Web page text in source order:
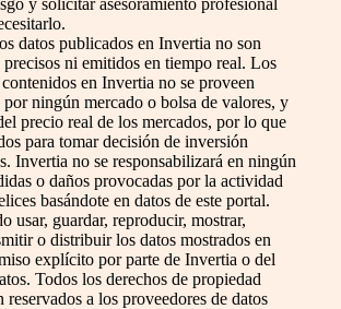
datos publicados en Invertia no son
precisos ni emitidos en tiempo real. Los
en Invertia no se proveen
por ningún mercado o bolsa de valores, y
precio real de los mercados, por lo que
para tomar decisión de inversión
Invertia no se responsabilizará en ningún
o daños provocadas por la actividad
basándote en datos de este portal.
usar, guardar, reproducir, mostrar,
o distribuir los datos mostrados en
explícito por parte de Invertia o del
Todos los derechos de propiedad
reservados a los proveedores de datos